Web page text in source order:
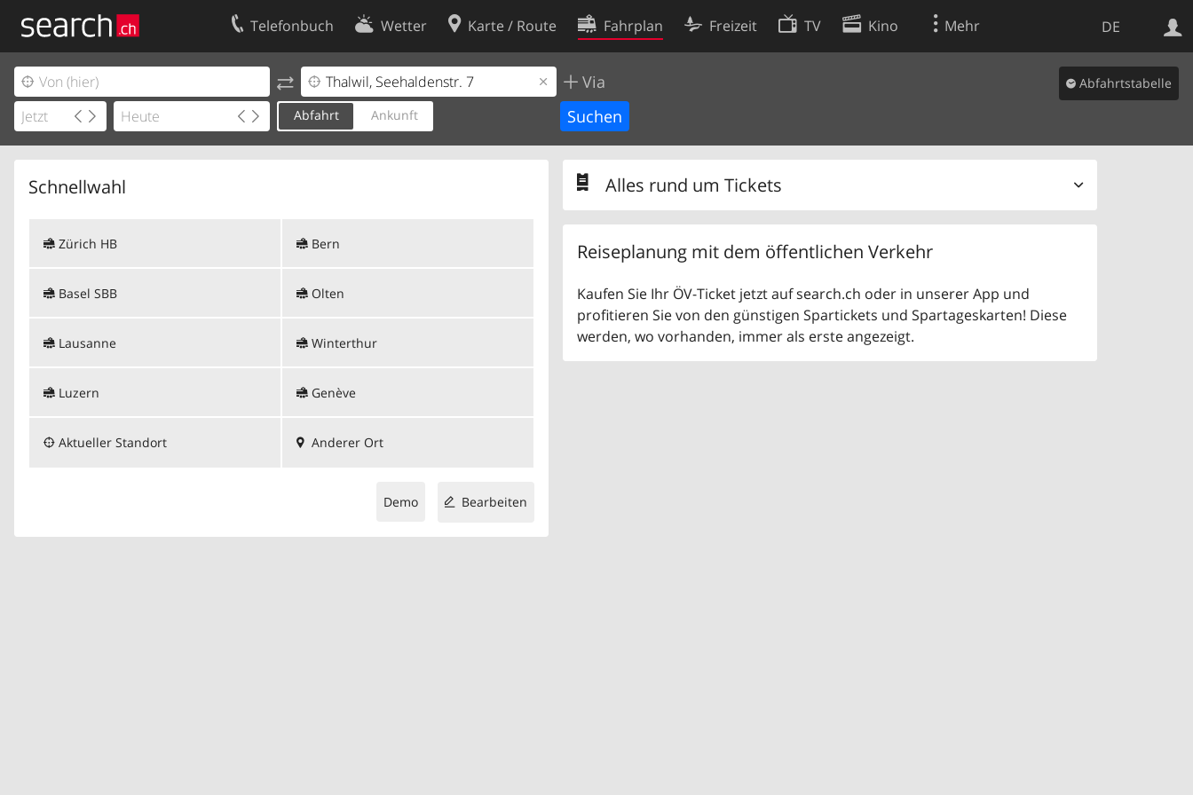
DE
Telefonbuch Wetter Karte / Route Fahrplan Freizeit TV Kino Mehr
Via
Abfahrt Ankunft
Abfahrtstabelle
Schnellwahl
Zürich HB
Basel SBB
Lausanne
Luzern
Bern
Olten
Winterthur
Genève
Aktueller Standort Anderer Ort
Bearbeiten
Demo
Alles rund um Tickets
Reiseplanung mit dem öffentlichen Verkehr
Kaufen Sie Ihr ÖV-Ticket jetzt auf search.ch oder in unserer App und
profitieren Sie von den günstigen Spartickets und Spartageskarten! Diese
werden, wo vorhanden, immer als erste angezeigt.
Ihr Eintrag
Kundencenter Geschäftskunden
Kontakt
Nutzungsbedingungen
Cookie-Einstellungen